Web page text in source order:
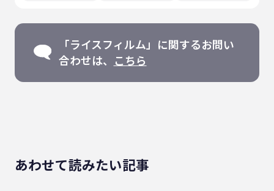
「ライスフィルム」に関するお問い
合わせは、 こちら
あわせて読みたい記事